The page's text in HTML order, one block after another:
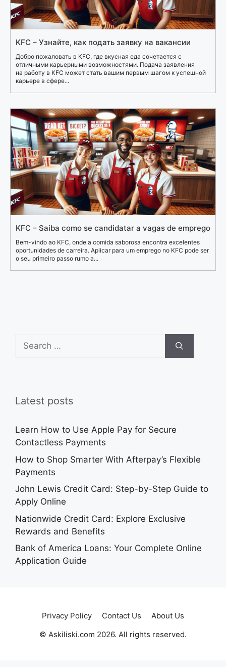
KFC – Узнайте, как подать заявку на вакансии
Добро пожаловать в KFC, где вкусная еда сочетается с
отличными карьерными возможностями. Подача заявления
на работу в KFC может стать вашим первым шагом к успешной
карьере в сфере...
KFC – Saiba como se candidatar a vagas de emprego
Bem-vindo ao KFC, onde a comida saborosa encontra excelentes
oportunidades de carreira. Aplicar para um emprego no KFC pode ser
o seu primeiro passo rumo a...
Search
for:
Latest posts
Learn How to Use Apple Pay for Secure
Contactless Payments
How to Shop Smarter With Afterpay’s Flexible
Payments
John Lewis Credit Card: Step-by-Step Guide to
Apply Online
Nationwide Credit Card: Explore Exclusive
Rewards and Benefits
Bank of America Loans: Your Complete Online
Application Guide
Privacy Policy Contact Us
About Us
© Askiliski.com 2026. All rights reserved.